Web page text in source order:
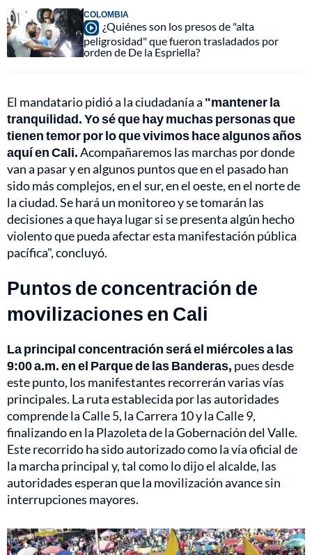
COLOMBIA
¿Quiénes son los presos de "alta
peligrosidad" que fueron trasladados por
orden de De la Espriella?
El mandatario pidió a la ciudadanía a "mantener la
tranquilidad. Yo sé que hay muchas personas que
tienen temor por lo que vivimos hace algunos años
aquí en Cali.Acompañaremos las marchas por donde
van a pasar y en algunos puntos que en el pasado han
sido más complejos, en el sur, en el oeste, en el norte de
la ciudad. Se hará un monitoreo y se tomarán las
decisiones a que haya lugar si se presenta algún hecho
violento que pueda afectar esta manifestación pública
pacífica", concluyó.
Puntos de concentración de
movilizaciones en Cali
La principal concentración será el miércoles a las
9:00 a.m. en el Parque de las Banderas, pues desde
este punto, los manifestantes recorrerán varias vías
principales. La ruta establecida por las autoridades
comprende la Calle 5, la Carrera 10 y la Calle 9,
finalizando en la Plazoleta de la Gobernación del Valle.
Este recorrido ha sido autorizado como la vía oficial de
la marcha principal y, tal como lo dijo el alcalde, las
autoridades esperan que la movilización avance sin
interrupciones mayores.